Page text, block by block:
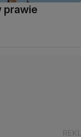
prawie